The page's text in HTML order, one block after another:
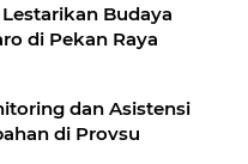
Budaya
di Pekan Raya
dan Asistensi
di Provsu